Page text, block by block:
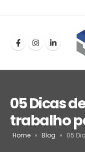
05 Dicas
trabalho
Home » Blog » 05